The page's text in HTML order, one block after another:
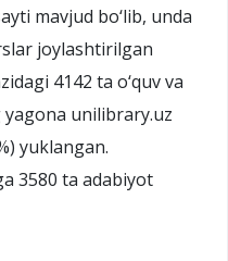
mavjud bo‘lib, unda
joylashtirilgan
4142 ta o‘quv va
unilibrary.uz
yuklangan.
3580 ta adabiyot